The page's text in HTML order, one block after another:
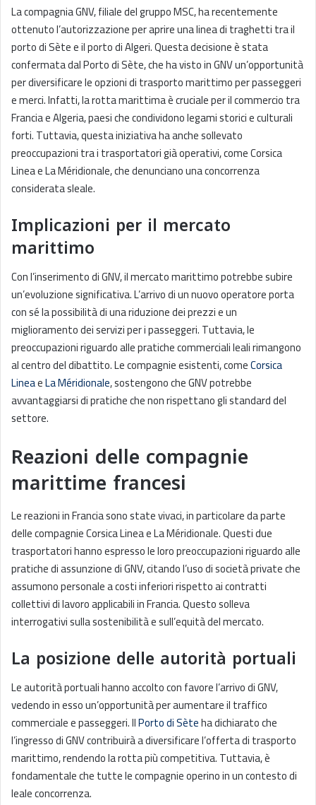
La compagnia GNV, filiale del gruppo MSC, ha recentemente
ottenuto l’autorizzazione per aprire una linea di traghetti tra il
porto di Sète e il porto di Algeri. Questa decisione è stata
confermata dal Porto di Sète, che ha visto in GNV un’opportunità
per diversificare le opzioni di trasporto marittimo per passeggeri
e merci. Infatti, la rotta marittima è cruciale per il commercio tra
Francia e Algeria, paesi che condividono legami storici e culturali
forti. Tuttavia, questa iniziativa ha anche sollevato
preoccupazioni tra i trasportatori già operativi, come Corsica
Linea e La Méridionale, che denunciano una concorrenza
considerata sleale.
Implicazioni per il mercato
marittimo
Con l’inserimento di GNV, il mercato marittimo potrebbe subire
un’evoluzione significativa. L’arrivo di un nuovo operatore porta
con sé la possibilità di una riduzione dei prezzi e un
miglioramento dei servizi per i passeggeri. Tuttavia, le
preoccupazioni riguardo alle pratiche commerciali leali rimangono
al centro del dibattito. Le compagnie esistenti, comeCorsica
LineaeLa Méridionale, sostengono che GNV potrebbe
avvantaggiarsi di pratiche che non rispettano gli standard del
settore.
Reazioni delle compagnie
marittime francesi
Le reazioni in Francia sono state vivaci, in particolare da parte
delle compagnie Corsica Linea e La Méridionale. Questi due
trasportatori hanno espresso le loro preoccupazioni riguardo alle
pratiche di assunzione di GNV, citando l’uso di società private che
assumono personale a costi inferiori rispetto ai contratti
collettivi di lavoro applicabili in Francia. Questo solleva
interrogativi sulla sostenibilità e sull’equità del mercato.
La posizione delle autorità portuali
Le autorità portuali hanno accolto con favore l’arrivo di GNV,
vedendo in esso un’opportunità per aumentare il traffico
commerciale e passeggeri. IlPorto di Sèteha dichiarato che
l’ingresso di GNV contribuirà a diversificare l’offerta di trasporto
marittimo, rendendo la rotta più competitiva. Tuttavia, è
fondamentale che tutte le compagnie operino in un contesto di
leale concorrenza.